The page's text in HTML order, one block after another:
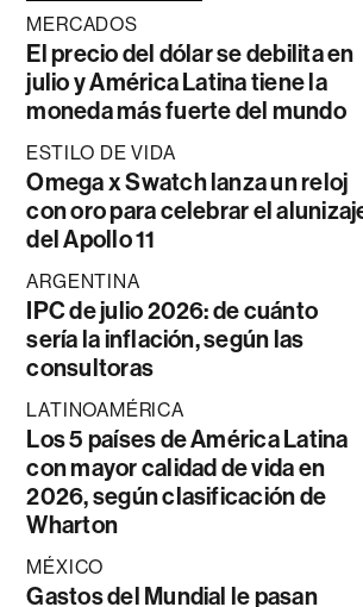
MERCADOS
El precio del dólar se debilita en
julio y América Latina tiene la
moneda más fuerte del mundo
ESTILO DE VIDA
Omega x Swatch lanza un reloj
con oro para celebrar el
del Apollo 11
ARGENTINA
IPC de julio 2026: de cuánto
sería la inflación, según las
consultoras
LATINOAMÉRICA
Los 5 países de América Latina
con mayor calidad de vida en
2026, según clasificación de
Wharton
MÉXICO
Gastos del Mundial le pasan